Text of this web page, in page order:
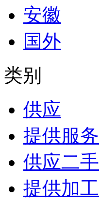
安徽
国外
类别
供应
提供服务
供应二手
提供加工